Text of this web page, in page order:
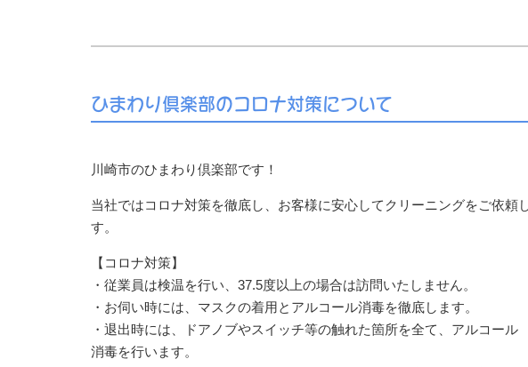
ひまわり倶楽部のコロナ対策について
川崎市のひまわり倶楽部です！
当社ではコロナ対策を徹底し、お客様に安心してクリーニングをご依頼
す。
【コロナ対策】
・従業員は検温を行い、37.5度以上の場合は訪問いたしません。
・お伺い時には、マスクの着用とアルコール消毒を徹底します。
・退出時には、ドアノブやスイッチ等の触れた箇所を全て、アルコール
消毒を行います。